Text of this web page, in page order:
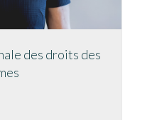
des droits des